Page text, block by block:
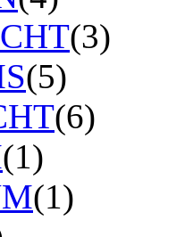
(3)
(5)
(6)
(1)
(1)